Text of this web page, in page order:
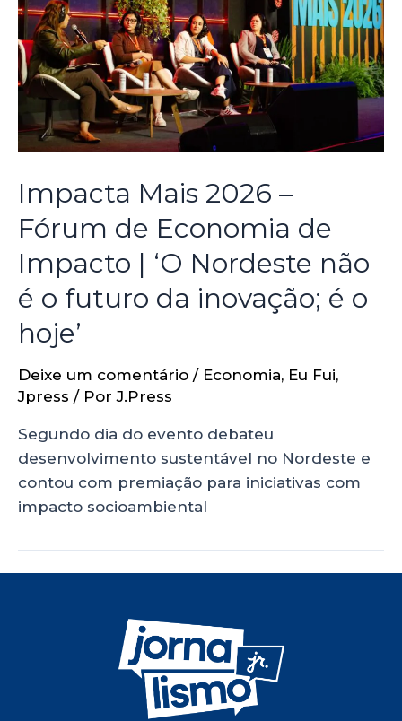
Impacta Mais 2026 –
Fórum de Economia de
Impacto | ‘O Nordeste não
é o futuro da inovação; é o
hoje’
Deixe um comentário / Economia, Eu Fui,
Jpress / PorJ.Press
Segundo dia do evento debateu
desenvolvimento sustentável no Nordeste e
contou com premiação para iniciativas com
impacto socioambiental